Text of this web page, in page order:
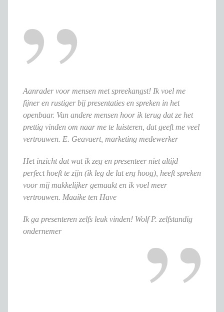
Aanrader voor mensen met spreekangst! Ik voel me
fijner en rustiger bij presentaties en spreken in het
openbaar. Van andere mensen hoor ik terug dat ze het
prettig vinden om naar me te luisteren, dat geeft me veel
vertrouwen. E. Geavaert, marketing medewerker
Het inzicht dat wat ik zeg en presenteer niet altijd
perfect hoeft te zijn (ik leg de lat erg hoog), heeft spreken
voor mij makkelijker gemaakt en ik voel meer
vertrouwen. Maaike ten Have
Ik ga presenteren zelfs leuk vinden! Wolf P. zelfstandig
ondernemer